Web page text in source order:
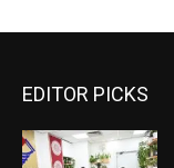
EDITOR PICKS